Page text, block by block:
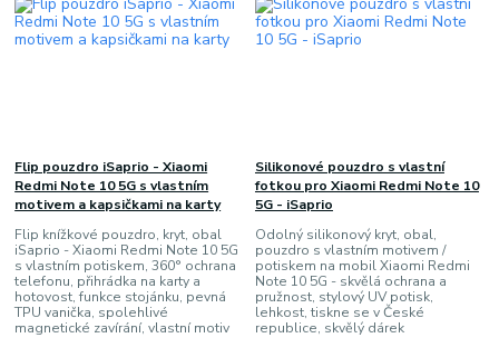
Flip pouzdro iSaprio - Xiaomi
Redmi Note 10 5G s vlastním
motivem a kapsičkami na karty
Flip knížkové pouzdro, kryt, obal
iSaprio - Xiaomi Redmi Note 10 5G
s vlastním potiskem, 360° ochrana
telefonu, přihrádka na karty a
hotovost, funkce stojánku, pevná
TPU vanička, spolehlivé
magnetické zavírání, vlastní motiv
Silikonové pouzdro s vlastní
fotkou pro Xiaomi Redmi Note 10
5G - iSaprio
Odolný silikonový kryt, obal,
pouzdro s vlastním motivem /
potiskem na mobil Xiaomi Redmi
Note 10 5G - skvělá ochrana a
pružnost, stylový UV potisk,
lehkost, tiskne se v České
republice, skvělý dárek